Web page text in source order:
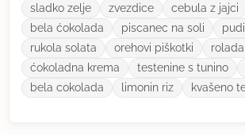
sladko zelje zvezdice
cebula z jajci
bela ćokolada
piscanec na soli
rukola solata
orehovi piškotki
ćokoladna krema
testenine s tunino
bela cokolada
limonin riz kvašeno